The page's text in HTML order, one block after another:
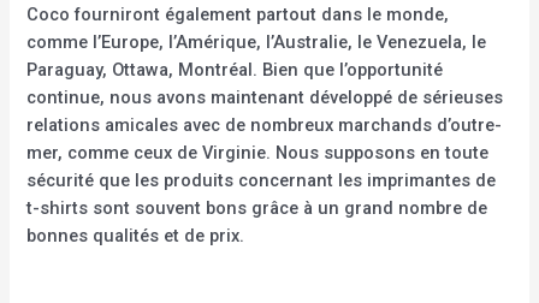
Coco fourniront également partout dans le monde,
comme l’Europe, l’Amérique, l’Australie, le Venezuela, le
Paraguay, Ottawa, Montréal. Bien que l’opportunité
continue, nous avons maintenant développé de sérieuses
relations amicales avec de nombreux marchands d’outre-
mer, comme ceux de Virginie. Nous supposons en toute
sécurité que les produits concernant les imprimantes de
t-shirts sont souvent bons grâce à un grand nombre de
bonnes qualités et de prix.